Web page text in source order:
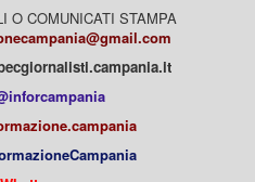
O COMUNICATI STAMPA